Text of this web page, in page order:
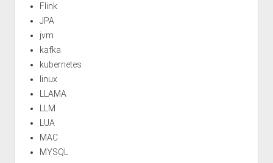
Flink
JPA
jvm
kafka
kubernetes
linux
LLAMA
LLM
LUA
MAC
MYSQL